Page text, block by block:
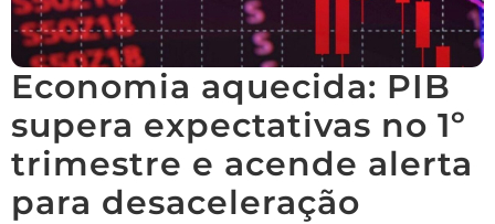
Economia aquecida: PIB
supera expectativas no 1º
trimestre e acende alerta
para desaceleração